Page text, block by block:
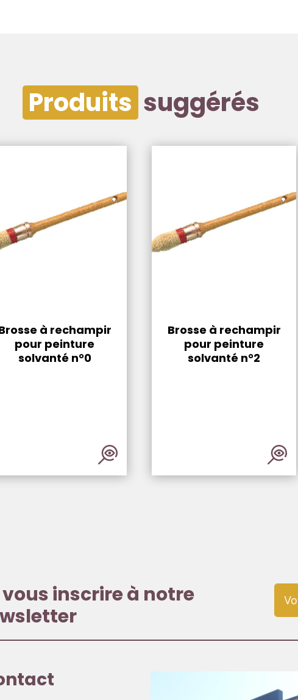
Produits suggérés
à rechampir
pour peinture
solvanté n°0
Brosse à rechampir
pour peinture
solvanté n°2
vous inscrire à notre